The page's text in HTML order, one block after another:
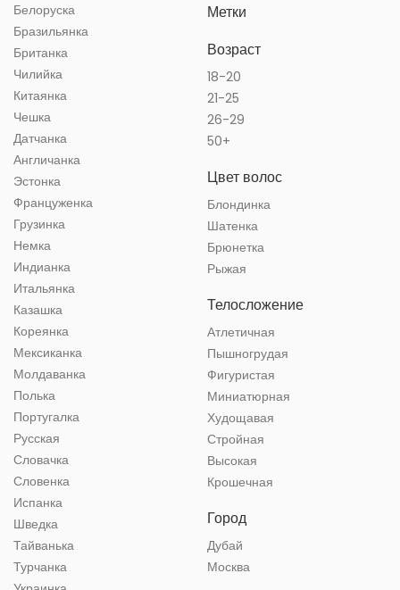
Белоруска
Бразильянка
Британка
Чилийка
Китаянка
Чешка
Датчанка
Англичанка
Эстонка
Француженка
Грузинка
Немка
Индианка
Итальянка
Казашка
Кореянка
Мексиканка
Молдаванка
Полька
Португалка
Русская
Словачка
Словенка
Испанка
Шведка
Тайванька
Турчанка
Метки
Возраст
18-20
21-25
26-29
50+
Цвет волос
Блондинка
Шатенка
Брюнетка
Рыжая
Телосложение
Атлетичная
Пышногрудая
Фигуристая
Миниатюрная
Худощавая
Стройная
Высокая
Крошечная
Город
Дубай
Москва